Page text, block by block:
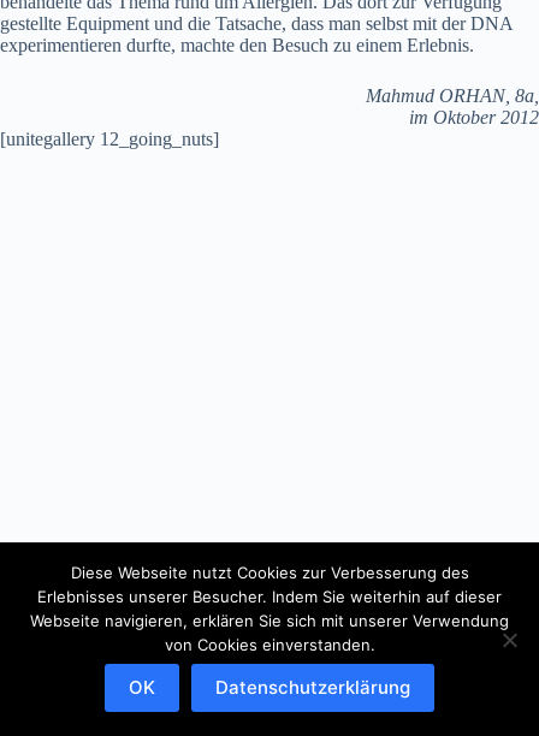
gestellte Equipment und die Tatsache, dass man selbst mit der DNA
experimentieren durfte, machte den Besuch zu einem Erlebnis.
Mahmud ORHAN, 8a,
im Oktober 2012
[unitegallery 12_going_nuts]
Diese Webseite nutzt Cookies zur Verbesserung des
Erlebnisses unserer Besucher. Indem Sie weiterhin auf dieser
Webseite navigieren, erklären Sie sich mit unserer Verwendung
von Cookies einverstanden.
OK Datenschutzerklärung